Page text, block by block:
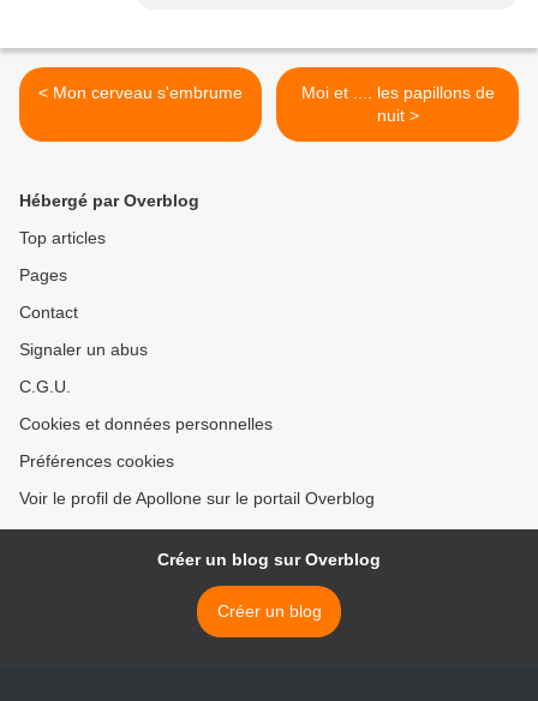
< Mon cerveau s'embrume
Moi et .... les papillons de
nuit >
Hébergé par Overblog
Top articles
Pages
Contact
Signaler un abus
C.G.U.
Cookies et données personnelles
Préférences cookies
Voir le profil de Apollone sur le portail Overblog
Créer un blog sur Overblog
Créer un blog